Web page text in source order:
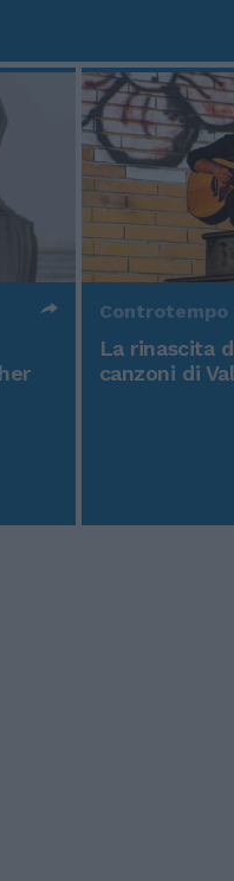
Controtempo
La rinascita
canzoni di